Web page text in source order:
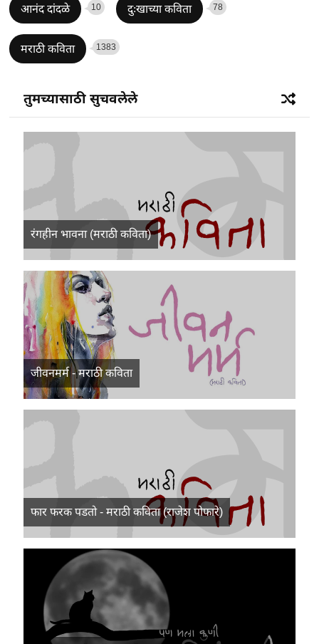
आनंद दांदळे 10 दुःखाच्या कविता 78
मराठी कविता 1383
तुमच्यासाठी सुचवलेले
रंगहीन भावना (मराठी कविता)
जीवनमर्म - मराठी कविता
फार फरक पडतो - मराठी कविता (राजेश पोफारे)